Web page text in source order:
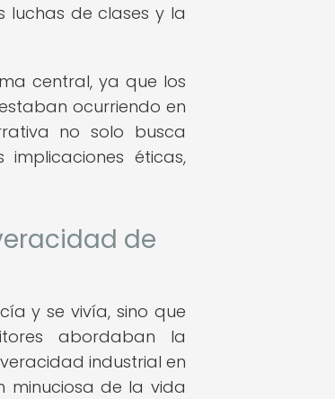
luchas de clases y la
central, ya que los
ocurriendo en
no solo busca
éticas,
de
y se vivía, sino que
abordaban la
industrial en
minuciosa de la vida